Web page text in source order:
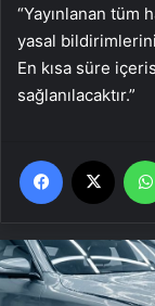
“Yayınlanan
yasal
En kısa süre
sağlanılacaktır.”
Facebook